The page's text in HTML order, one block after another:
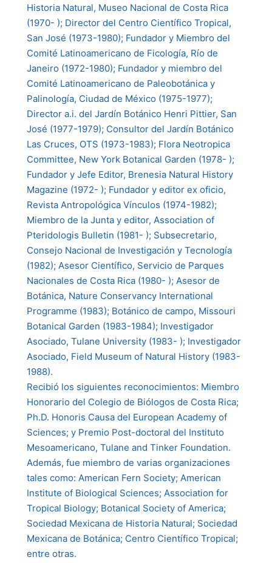
Historia Natural, Museo Nacional de Costa Rica
(1970- ); Director del Centro Científico Tropical,
San José (1973-1980); Fundador y Miembro del
Comité Latinoamericano de Ficología, Río de
Janeiro (1972-1980); Fundador y miembro del
Comité Latinoamericano de Paleobotánica y
Palinología, Ciudad de México (1975-1977);
Director a.i. del Jardín Botánico Henri Pittier, San
José (1977-1979); Consultor del Jardín Botánico
Las Cruces, OTS (1973-1983); Flora Neotropica
Committee, New York Botanical Garden (1978- );
Fundador y Jefe Editor, Brenesia Natural History
Magazine (1972- ); Fundador y editor ex oficio,
Revista Antropológica Vínculos (1974-1982);
Miembro de la Junta y editor, Association of
Pteridologis Bulletin (1981- ); Subsecretario,
Consejo Nacional de Investigación y Tecnología
(1982); Asesor Científico, Servicio de Parques
Nacionales de Costa Rica (1980- ); Asesor de
Botánica, Nature Conservancy International
Programme (1983); Botánico de campo, Missouri
Botanical Garden (1983-1984); Investigador
Asociado, Tulane University (1983- ); Investigador
Asociado, Field Museum of Natural History (1983-
1988).
Recibió los siguientes reconocimientos: Miembro
Honorario del Colegio de Biólogos de Costa Rica;
Ph.D. Honoris Causa del European Academy of
Sciences; y Premio Post-doctoral del Instituto
Mesoamericano, Tulane and Tinker Foundation.
Además, fue miembro de varias organizaciones
tales como: American Fern Society; American
Institute of Biological Sciences; Association for
Tropical Biology; Botanical Society of America;
Sociedad Mexicana de Historia Natural; Sociedad
Mexicana de Botánica; Centro Científico Tropical;
entre otras.